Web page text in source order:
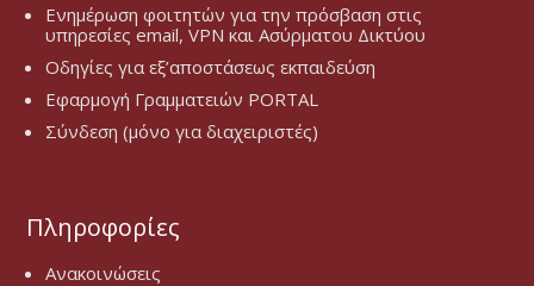
Ενημέρωση φοιτητών για την πρόσβαση στις
υπηρεσίες email, VPN και Ασύρματου Δικτύου
Οδηγίες για εξ’αποστάσεως εκπαιδεύση
Εφαρμογή Γραμματειών PORTAL
Σύνδεση (μόνο για διαχειριστές)
Πληροφορίες
Ανακοινώσεις